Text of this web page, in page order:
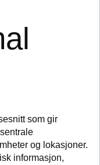
som gir
og lokasjoner.
informasjon,